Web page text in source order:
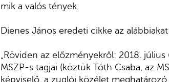
mik a valós tények.
Dienes János eredeti cikke az
„Röviden az előzményekről: 2018.
MSZP-s tagjai (köztük Tóth Csaba, az
képviselő, a zuglói közélet